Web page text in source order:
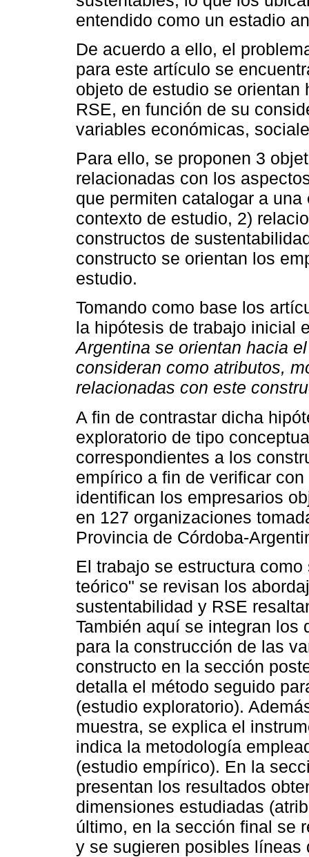
entendido como un estadio
De acuerdo a ello, el
para este artículo se
objeto de estudio se
RSE, en función de su
variables económicas,
Para ello, se proponen 3
relacionadas con los
que permiten catalogar a
contexto de estudio, 2)
constructos de
constructo se orientan los
estudio.
Tomando como base los
la hipótesis de trabajo inicial
Argentina se orientan hacia
consideran como atributos,
relacionadas con este
A fin de contrastar dicha
exploratorio de tipo
correspondientes a los
empírico a fin de verificar
identifican los empresarios
en 127 organizaciones
Provincia de Córdoba-
El trabajo se estructura
teórico" se revisan los
sustentabilidad y RSE
También aquí se integran los
para la construcción de las
constructo en la sección
detalla el método seguido
(estudio exploratorio).
muestra, se explica el
indica la metodología
(estudio empírico). En la
presentan los resultados
dimensiones estudiadas
último, en la sección final se
y se sugieren posibles líneas